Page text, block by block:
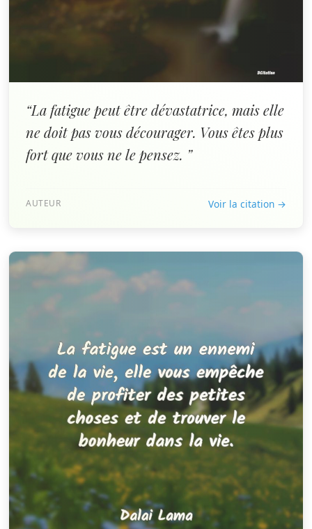
“La fatigue peut être dévastatrice, mais elle
ne doit pas vous décourager. Vous êtes plus
fort que vous ne le pensez. ”
AUTEUR Voir la citation →